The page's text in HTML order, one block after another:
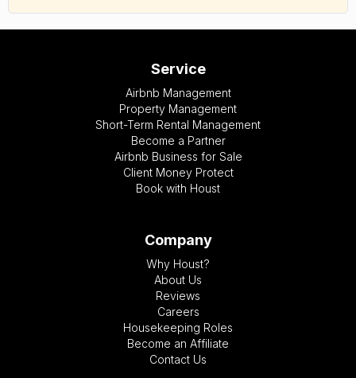
Service
Airbnb Management
Property Management
Short-Term Rental Management
Become a Partner
Airbnb Business for Sale
Client Money Protect
Book with Houst
Company
Why Houst?
About Us
Reviews
Careers
Housekeeping Roles
Become an Affiliate
Contact Us